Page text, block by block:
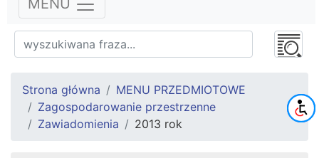
Strona główna
MENU PRZEDMIOTOWE
Zagospodarowanie przestrzenne
Zawiadomienia
2013 rok